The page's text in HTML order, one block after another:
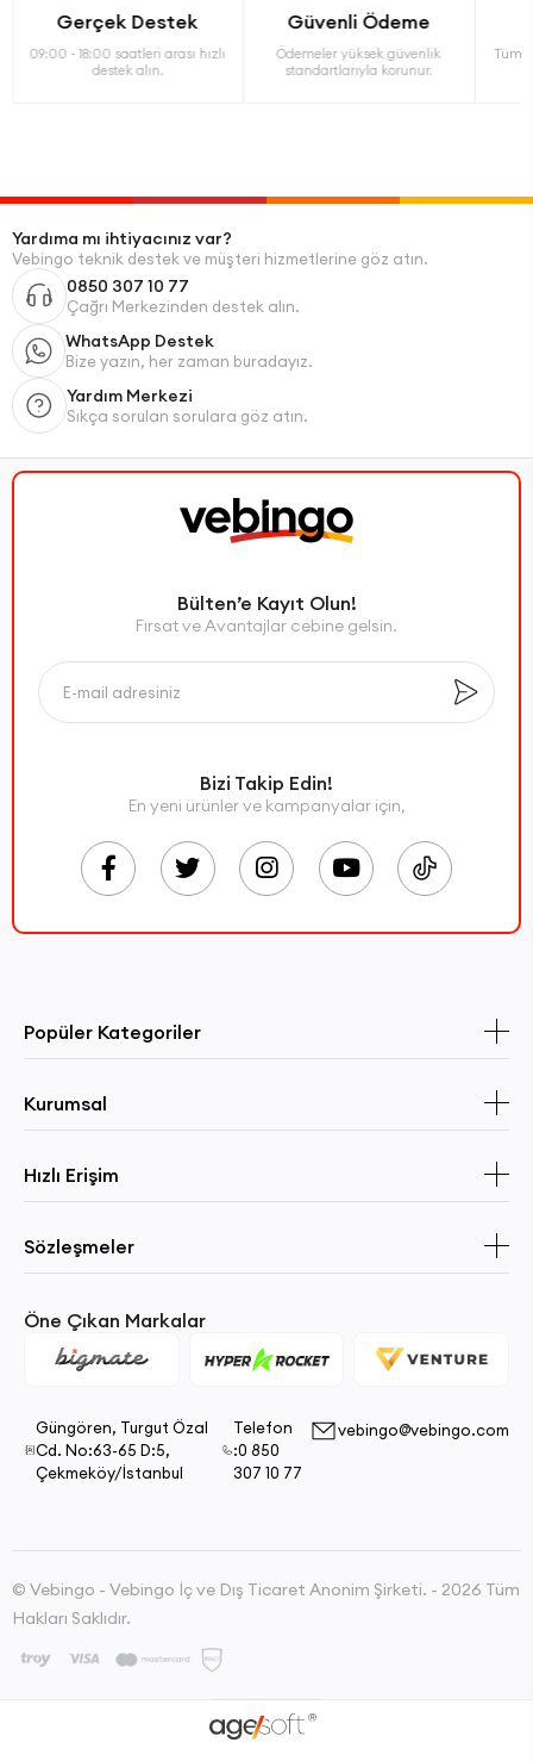
Gerçek Destek
09:00 - 18:00 saatleri arası hızlı
destek alın.
Güvenli Ödeme
Ödemeler yüksek güvenlik
standartlarıyla korunur.
Tüm
Yardıma mı ihtiyacınız var?
Vebingo teknik destek ve müşteri hizmetlerine göz atın.
0850 307 10 77
Çağrı Merkezinden destek alın.
WhatsApp Destek
Bize yazın, her zaman buradayız.
Yardım Merkezi
Sıkça sorulan sorulara göz atın.
Bülten’e Kayıt Olun!
Fırsat ve Avantajlar cebine gelsin.
Bizi Takip Edin!
En yeni ürünler ve kampanyalar için,
Popüler Kategoriler
Kurumsal
Hızlı Erişim
Sözleşmeler
Öne Çıkan Markalar
Güngören, Turgut Özal
Cd. No:63-65 D:5,
Çekmeköy/İstanbul
Telefon
:0 850
307 10 77
vebingo@vebingo.com
© Vebingo - Vebingo İç ve Dış Ticaret Anonim Şirketi. - 2026 Tüm
Hakları Saklıdır.